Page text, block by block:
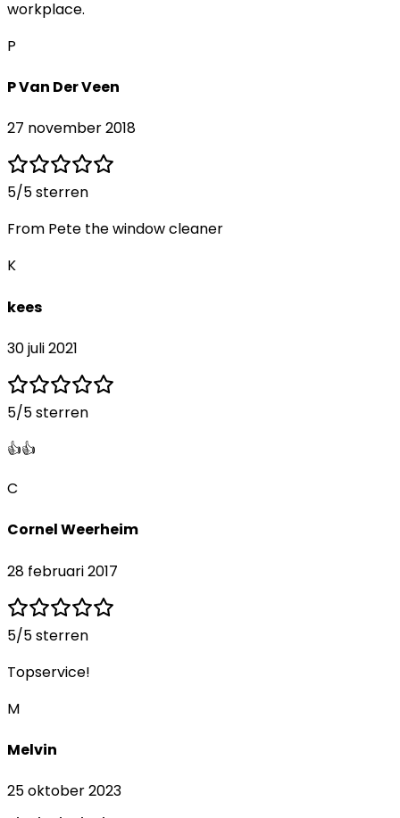
workplace.
P
P Van Der Veen
27 november 2018
5/5 sterren
From Pete the window cleaner
K
kees
30 juli 2021
5/5 sterren
👍👍
C
Cornel Weerheim
28 februari 2017
5/5 sterren
Topservice!
M
Melvin
25 oktober 2023